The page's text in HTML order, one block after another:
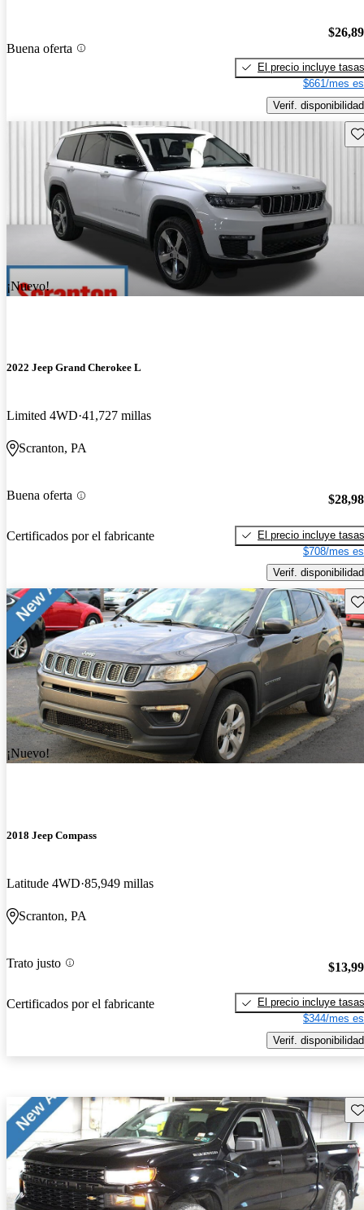
Buena oferta
El precio incluye tasas
$661/mes
Verif. disponibilidad
¡Nuevo!
2022 Jeep Grand Cherokee L
Limited 4WD 41,727 millas
Scranton, PA
Buena oferta
Certificados por el fabricante
El precio incluye tasas
$708/mes
Verif. disponibilidad
¡Nuevo!
2018 Jeep Compass
Latitude 4WD 85,949 millas
Scranton, PA
Trato justo
Certificados por el fabricante
El precio incluye tasas
$344/mes
Verif. disponibilidad